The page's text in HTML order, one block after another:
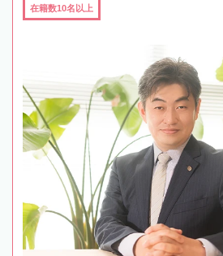
在籍数10名以上